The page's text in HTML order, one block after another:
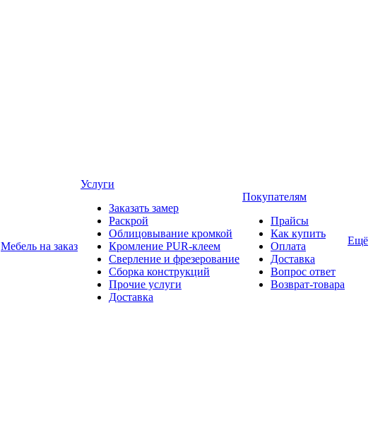
Мебель на заказ
Услуги
Заказать замер
Раскрой
Облицовывание кромкой
Кромление PUR-клеем
Сверление и фрезерование
Сборка конструкций
Прочие услуги
Доставка
Покупателям
Прайсы
Как купить
Оплата
Доставка
Вопрос ответ
Возврат-товара
Ещё